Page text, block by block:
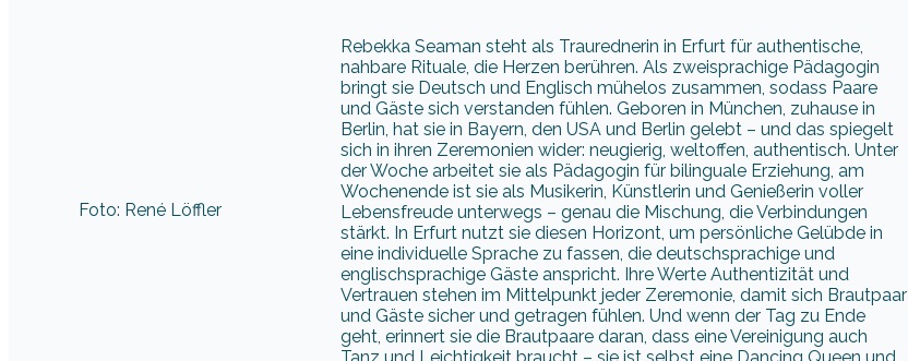
Foto: René Löffler
Rebekka Seaman steht als Traurednerin in Erfurt für authentische,
nahbare Rituale, die Herzen berühren. Als zweisprachige Pädagogin
bringt sie Deutsch und Englisch mühelos zusammen, sodass Paare
und Gäste sich verstanden fühlen. Geboren in München, zuhause in
Berlin, hat sie in Bayern, den USA und Berlin gelebt – und das spiegelt
sich in ihren Zeremonien wider: neugierig, weltoffen, authentisch. Unter
der Woche arbeitet sie als Pädagogin für bilinguale Erziehung, am
Wochenende ist sie als Musikerin, Künstlerin und Genießerin voller
Lebensfreude unterwegs – genau die Mischung, die Verbindungen
stärkt. In Erfurt nutzt sie diesen Horizont, um persönliche Gelübde in
eine individuelle Sprache zu fassen, die deutschsprachige und
englischsprachige Gäste anspricht. Ihre Werte Authentizität und
Vertrauen stehen im Mittelpunkt jeder Zeremonie, damit sich Brautpaar
und Gäste sicher und getragen fühlen. Und wenn der Tag zu Ende
geht, erinnert sie die Brautpaare daran, dass eine Vereinigung auch